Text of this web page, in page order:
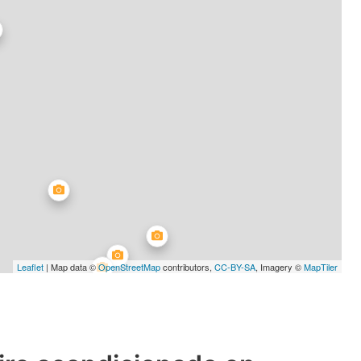
Leaflet | Map data ©OpenStreetMapcontributors, CC-BY-SA, Imagery ©MapTiler